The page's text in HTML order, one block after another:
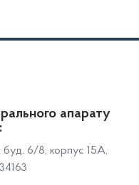
апарату
буд. 6/8, корпус 15А,